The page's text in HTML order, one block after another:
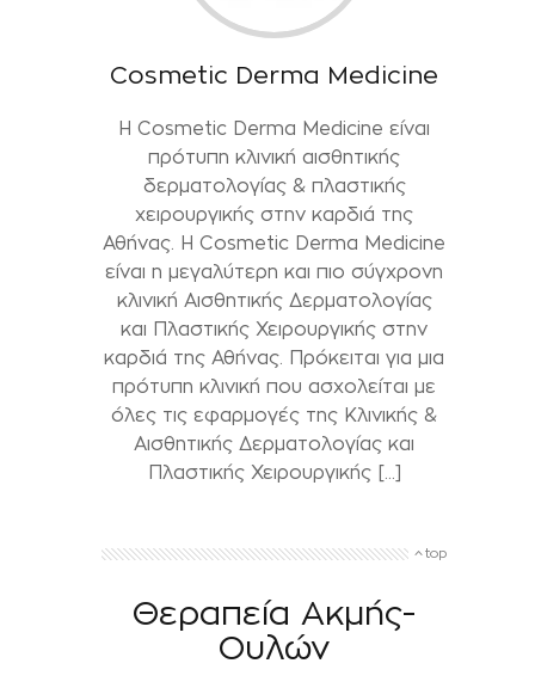
Cosmetic Derma Medicine
Η Cosmetic Derma Medicine είναι
πρότυπη κλινική αισθητικής
δερματολογίας & πλαστικής
χειρουργικής στην καρδιά της
Αθήνας. H Cosmetic Derma Medicine
είναι η μεγαλύτερη και πιο σύγχρονη
κλινική Αισθητικής Δερματολογίας
και Πλαστικής Χειρουργικής στην
καρδιά της Αθήνας. Πρόκειται για μια
πρότυπη κλινική που ασχολείται με
όλες τις εφαρμογές της Κλινικής &
Αισθητικής Δερματολογίας και
Πλαστικής Χειρουργικής […]
top
Θεραπεία Ακμής-
Ουλών